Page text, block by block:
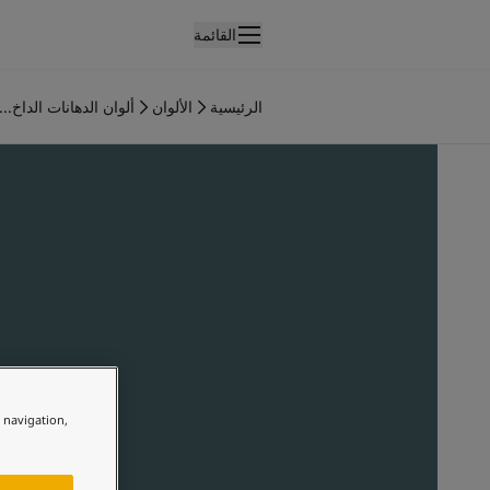
القائمة
الرئيسية الألوان ألوان الدهانات الداخ...
navigation,